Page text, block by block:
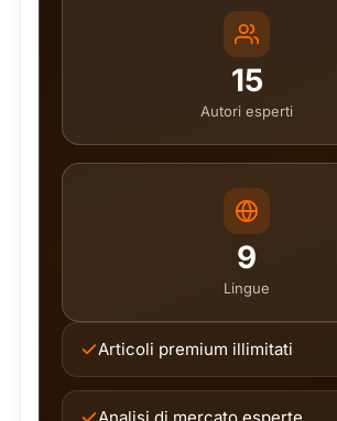
15
Autori esperti
9
Lingue
Articoli premium illimitati